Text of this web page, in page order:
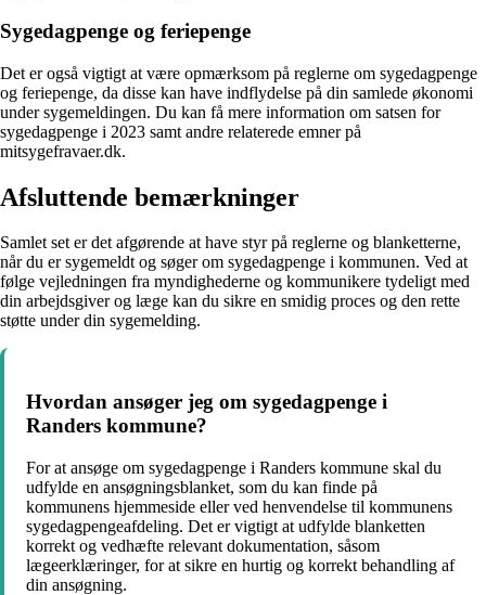
Sygedagpenge og feriepenge
Det er også vigtigt at være opmærksom på reglerne om sygedagpenge
og feriepenge, da disse kan have indflydelse på din samlede økonomi
under sygemeldingen. Du kan få mere information om satsen for
sygedagpenge i 2023 samt andre relaterede emner på
mitsygefravaer.dk.
Afsluttende bemærkninger
Samlet set er det afgørende at have styr på reglerne og blanketterne,
når du er sygemeldt og søger om sygedagpenge i kommunen. Ved at
følge vejledningen fra myndighederne og kommunikere tydeligt med
din arbejdsgiver og læge kan du sikre en smidig proces og den rette
støtte under din sygemelding.
Hvordan ansøger jeg om sygedagpenge i
Randers kommune?
For at ansøge om sygedagpenge i Randers kommune skal du
udfylde en ansøgningsblanket, som du kan finde på
kommunens hjemmeside eller ved henvendelse til kommunens
sygedagpengeafdeling. Det er vigtigt at udfylde blanketten
korrekt og vedhæfte relevant dokumentation, såsom
lægeerklæringer, for at sikre en hurtig og korrekt behandling af
din ansøgning.